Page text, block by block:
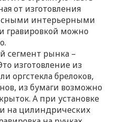
от изготовления
интерьерными
гравировкой можно
сегмент рынка –
изготовление из
оргстекла брелоков,
из бумаги возможно
А при установке
на цилиндрических